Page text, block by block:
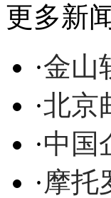
更多新
·金山
·北京
·中国
·摩托